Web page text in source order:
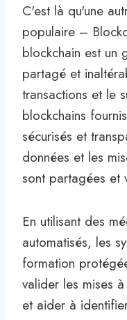
C'est là qu'une
populaire –
blockchain est un
partagé et
transactions et le
blockchains
sécurisés et
données et les
sont partagées et
En utilisant des
automatisés, les
formation
valider les mises
et aider à